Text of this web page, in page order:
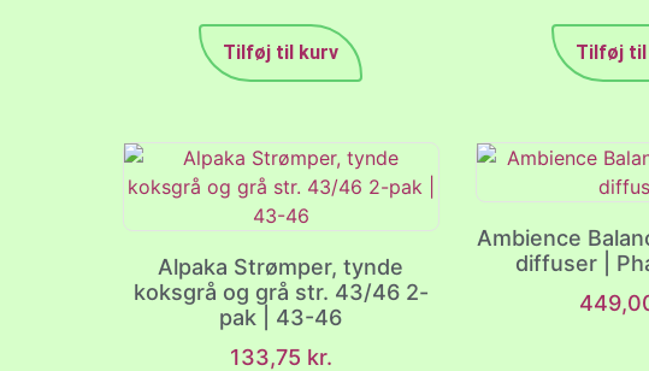
Tilføj til kurv Tilføj til
Alpaka Strømper, tynde
koksgrå og grå str. 43/46 2-
pak | 43-46
133,75 kr.
Ambience
diffuser |